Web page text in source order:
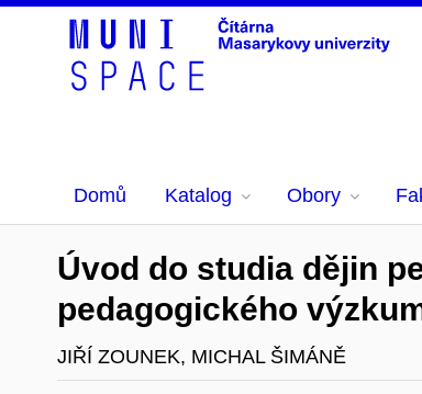
Domů Katalog Obory
Úvod do studia dějin
pedagogického
JIŘÍ ZOUNEK, MICHAL ŠIMÁNĚ